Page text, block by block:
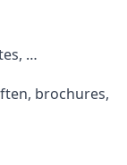
…
brochures,